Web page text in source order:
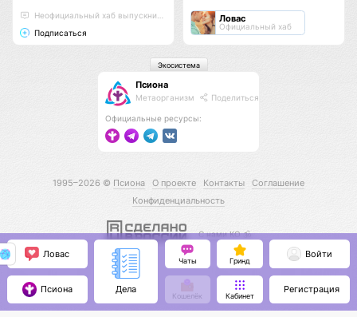
Неофициальный хаб выпускников
Подписаться
Ловас
Официальный хаб
Псиона
Метаорганизм Поделиться
Официальные ресурсы:
Экосистема
1995–2026 © Псиона О проекте Контакты
Соглашение
Конфиденциальность
С нами КО 🕉️
Ловас
Псиона Дела
Чаты Гринд
Кошелёк Кабинет
Войти
Регистрация